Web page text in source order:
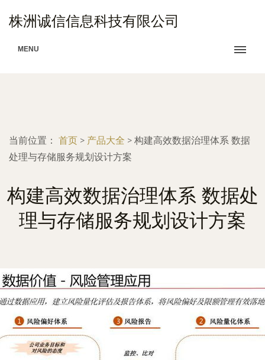
株洲诚信信息科技有限公司
MENU
当前位置： 首页 > 产品大全 > 构建高效数据治理体系 数据
处理与存储服务规划设计方案
构建高效数据治理体系 数据处
理与存储服务规划设计方案